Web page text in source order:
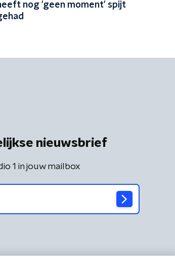
nog 'geen moment' spijt
nieuwsbrief
1 in jouw mailbox